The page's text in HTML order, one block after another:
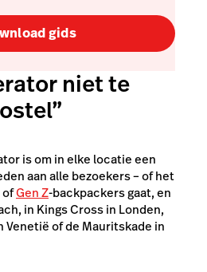
gids
niet te
is om in elke locatie een
aan alle bezoekers – of het
ofGen Z-backpackers gaat, en
in Kings Cross in Londen,
Venetië of de Mauritskade in